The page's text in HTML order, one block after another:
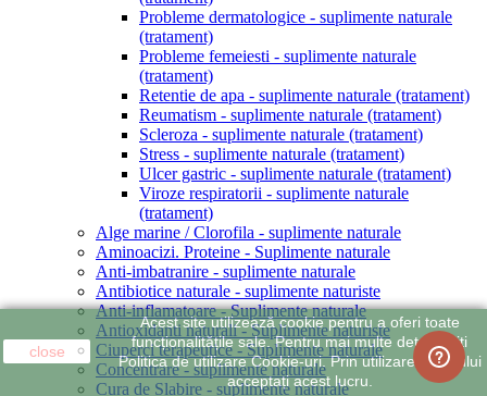
Probleme dermatologice - suplimente naturale
(tratament)
Probleme femeiesti - suplimente naturale
(tratament)
Retentie de apa - suplimente naturale (tratament)
Reumatism - suplimente naturale (tratament)
Scleroza - suplimente naturale (tratament)
Stress - suplimente naturale (tratament)
Ulcer gastric - suplimente naturale (tratament)
Viroze respiratorii - suplimente naturale
(tratament)
Alge marine / Clorofila - suplimente naturale
Aminoacizi. Proteine - Suplimente naturale
Anti-imbatranire - suplimente naturale
Antibiotice naturale - suplimente naturiste
Anti-inflamatoare - Suplimente naturale
Antioxidanti naturali - Suplimente naturiste
Ciuperci terapeutice - Suplimente naturale
Concentrare - suplimente naturale
Cura de Slabire - suplimente naturale
close
Acest site utilizează cookie pentru a oferi toate
funcționalitățile sale. Pentru mai multe detalii citiți
Politica de utilizare Cookie-uri. Prin utilizarea site-ului
acceptați acest lucru.